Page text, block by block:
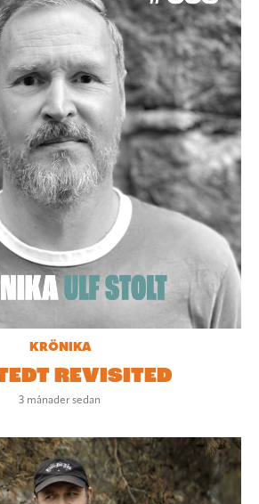
KRÖNIKA
REVISITED
3 månader sedan